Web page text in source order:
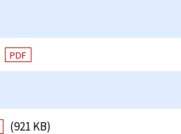
PDF
(921 KB)